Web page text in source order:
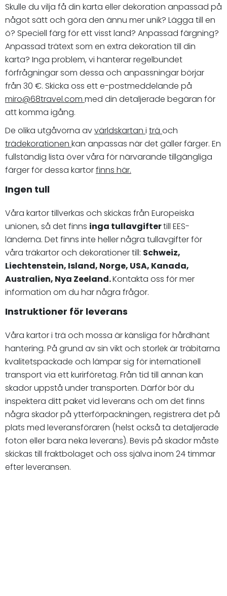
Skulle du vilja få din karta eller dekoration anpassad på
något sätt och göra den ännu mer unik? Lägga till en
ö? Speciell färg för ett visst land? Anpassad färgning?
Anpassad trätext som en extra dekoration till din
karta? Inga problem, vi hanterar regelbundet
förfrågningar som dessa och anpassningar börjar
från 30 €. Skicka oss ett e-postmeddelande på
miro@68travel.com med din detaljerade begäran för
att komma igång.
De olika utgåvorna avvärldskartan i trä och
trädekorationen kan anpassas när det gäller färger. En
fullständig lista över våra för närvarande tillgängliga
färger för dessa kartorfinns här.
Ingen tull
Våra kartor tillverkas och skickas från Europeiska
unionen, så det finns inga tullavgiftertill EES-
länderna. Det finns inte heller några tullavgifter för
våra träkartor och dekorationer till: Schweiz,
Liechtenstein, Island, Norge, USA, Kanada,
Australien, Nya Zeeland.Kontakta oss för mer
information om du har några frågor.
Instruktioner för leverans
Våra kartor i trä och mossa är känsliga för hårdhänt
hantering. På grund av sin vikt och storlek är träbitarna
kvalitetspackade och lämpar sig för internationell
transport via ett kurirföretag. Från tid till annan kan
skador uppstå under transporten. Därför bör du
inspektera ditt paket vid leverans och om det finns
några skador på ytterförpackningen, registrera det på
plats med leveransföraren (helst också ta detaljerade
foton eller bara neka leverans). Bevis på skador måste
skickas till fraktbolaget och oss själva inom 24 timmar
efter leveransen.